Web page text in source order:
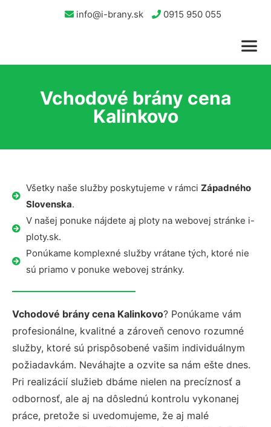
info@i-brany.sk 0915 950 055
Vchodové brány cena
Kalinkovo
Všetky naše služby poskytujeme v rámci Západného
Slovenska.
V našej ponuke nájdete aj ploty na webovej stránke i-
ploty.sk.
Ponúkame komplexné služby vrátane tých, ktoré nie
sú priamo v ponuke webovej stránky.
Vchodové brány cena Kalinkovo? Ponúkame vám
profesionálne, kvalitné a zároveň cenovo rozumné
služby, ktoré sú prispôsobené vašim individuálnym
požiadavkám. Neváhajte a ozvite sa nám ešte dnes.
Pri realizácií služieb dbáme nielen na precíznosť a
odbornosť, ale aj na dôslednú kontrolu vykonanej
práce, pretože si uvedomujeme, že aj malé